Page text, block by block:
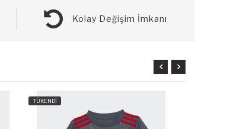
Kolay Değişim İmkanı
TÜKENDİ